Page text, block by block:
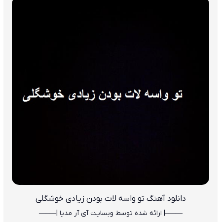
دانلود آهنگ تو واسه لات بودن زیادی خوشگلی
——–| ارائه شده توسط وبسایت آی آر مدیا |—–—